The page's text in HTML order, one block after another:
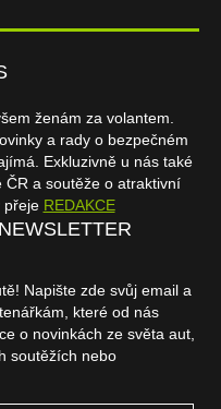
ženám za volantem.
a rady o bezpečném
Exkluzivně u nás také
ČR a soutěže o atraktivní
přeje REDAKCE
Napište zde svůj email a
které od nás
o novinkách ze světa aut,
soutěžích nebo